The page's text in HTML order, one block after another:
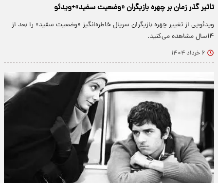
تاثیر گذر زمان بر چهره بازیگران «وضعیت سفید»+ویدئو
​ویدئویی از تغییر چهره بازیگران سریال خاطره‌انگیز «وضعیت سفید» را بعد از
۱۴سال مشاهده می‌کنید.
۶ خرداد ۱۴۰۴